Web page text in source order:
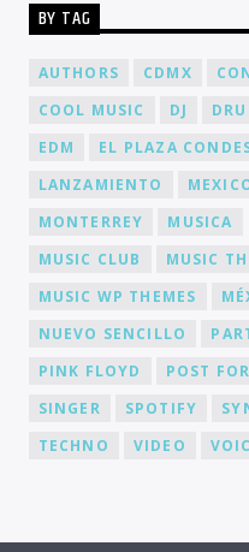
BY TAG
AUTHORS CDMX
COOL MUSIC
DJ
EDM
EL PLAZA
LANZAMIENTO
MONTERREY
MUSICA
MUSIC CLUB
MUSIC
MUSIC WP THEMES
NUEVO SENCILLO
PINK FLOYD
POST
SINGER
SPOTIFY
TECHNO
VIDEO